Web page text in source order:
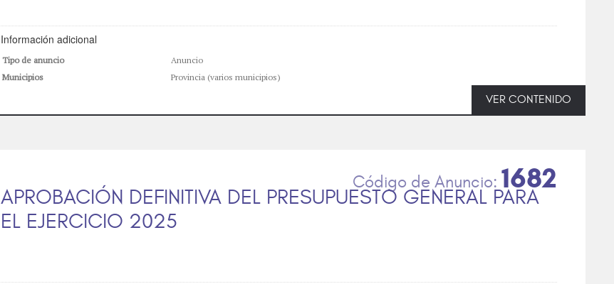
Información adicional
Tipo de anuncio
Anuncio
Municipios
Provincia (varios municipios)
VER CONTENIDO
APROBACIÓN DEFINITIVA DEL PRESUPUESTO GENERAL PARA
EL EJERCICIO 2025
1682